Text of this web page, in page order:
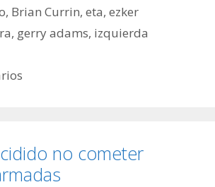
, Brian Currin,eta,ezker
, gerry adams, izquierda
no cometer